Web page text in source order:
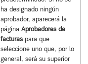
ha designado ningún
aprobador, aparecerá la
página Aprobadores de
facturaspara que
seleccione uno que, por lo
general, será su superior